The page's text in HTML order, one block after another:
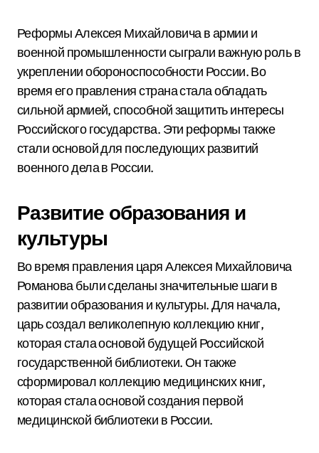
Реформы Алексея Михайловича в армии и
военной промышленности сыграли важную роль в
укреплении обороноспособности России. Во
время его правления страна стала обладать
сильной армией, способной защитить интересы
Российского государства. Эти реформы также
стали основой для последующих развитий
военного дела в России.
Развитие образования и
культуры
Во время правления царя Алексея Михайловича
Романова были сделаны значительные шаги в
развитии образования и культуры. Для начала,
царь создал великолепную коллекцию книг,
которая стала основой будущей Российской
государственной библиотеки. Он также
сформировал коллекцию медицинских книг,
которая стала основой создания первой
медицинской библиотеки в России.